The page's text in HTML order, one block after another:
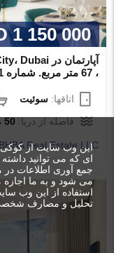
1 150 000 AED
، 67 متر مربع. شماره 340561
اتاقها:سوئیت
فاصله از دریا:50 متر
BHBA Real Estate LLC
این وب سایت از کوکی
ای که می توانید
جمع آوری اطلاعات در
می شود و به ما اجازه
استفاده از این وب
تحلیل و مصارف